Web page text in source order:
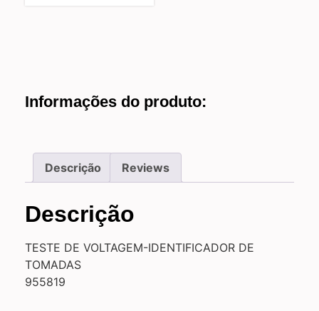
Informações do produto:
Descrição Reviews
Descrição
TESTE DE VOLTAGEM-IDENTIFICADOR DE
TOMADAS
955819